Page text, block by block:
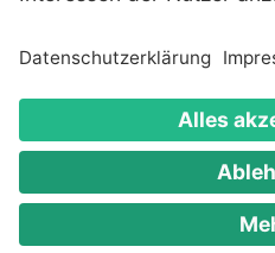
Alle genannten Produkte
Warenzeichen der
Copyright © 2008 - 2026
Rechte